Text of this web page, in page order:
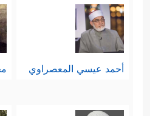
أحمد عيسي المعصراوي